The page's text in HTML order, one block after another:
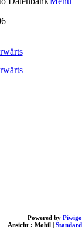
Powered by Piwigo
Ansicht : Mobil | Standard